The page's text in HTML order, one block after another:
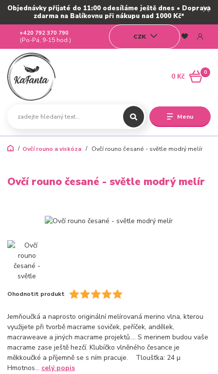
Objednávky přijaté do 11:00 odesíláme ještě dnes • Doprava
zdarma na Balíkovnu při nákupu nad 1000 Kč*
Menu
CZK
+420 792 370 790
(Po-Pá, 9-15 hod.)
0
0 Kč
Ovčí rouno a viskóza Ovčí rouno česané - světle modrý melír
Ovčí rouno česané - světle modrý melír
Ohodnotit produkt
Jemňoučká a naprosto originální melírovaná merino vlna, kterou
využijete při tvorbě macrame soviček, peříček, andělek,
macraweave a jiných macrame projektů.... S merinem budou vaše
macrame zase ještě hezčí. Klubíčko vlněného česance je
měkkoučké a příjemně se s ním pracuje. Tloušťka: 24 µ
Hmotnos... celý popis